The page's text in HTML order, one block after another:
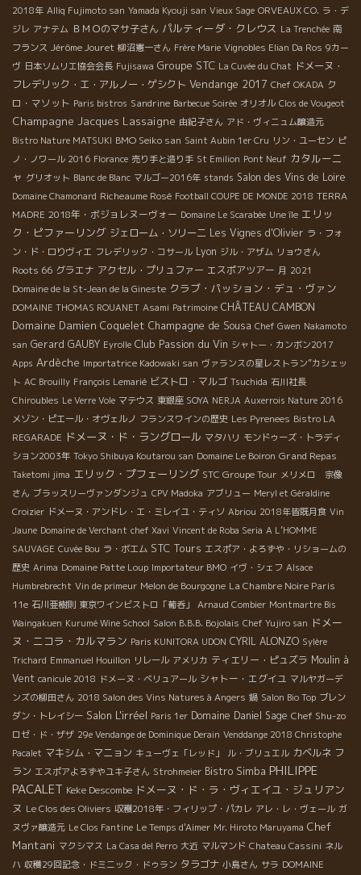
2018年 Alliq Fujimoto san Yamada Kyouji san Vieux Sage ORVEAUX CO. ラ・デ
ジレ アナテム ＢＭＯのマサ子さん パルティーダ・クレウス La Trenchée 南
フランス Jérôme Jouret 柳沼憲一さん Frère Marie Vignobles Elian Da Ros 9カー
ヴ 日本ソムリエ協会会長 Fujisawa Groupe STC La Cuvée du Chat ドメーヌ・
フレデリック・エ・アルノー・ゲシクト Vendange 2017 Chef OKADA ク
ロ・マソット Paris bistros Sandrine Barbecue Soirée オリオル Clos de Vougeot
Champagne Jacques Lassaigne 由紀子さん アド・ヴィニュム醸造元
Bistro Nature MATSUKI BMO Seiko san Saint Aubin 1er Cru リン・ユーセン ピ
ノ・ノワール 2016 Florance 売り手と造り手 St Emilion Pont Neuf カタルーニ
ャ グリオット Blanc de Blanc マルゴー2016年 stands Salon des Vins de Loire
Domaine Chamonard Richeaume Rosé Football COUPE DE MONDE 2018 TERRA
MADRE 2018年・ボジョレヌーヴォー Domaine Le Scarabée Une île エリッ
ク・ピファーリング ジェローム・ソリーニ Les Vignes d'Olivier ラ・フォ
ン・ド・ロりヴィエ フレデリック・コサール Lyon ジル・アザム リョウさん
Roots 66 グラエナ アクセル・プリュファー エスポアツアー 月 2021
Domaine de la St-Jean de la Gineste クラブ・パッション・デュ・ヴァン
DOMAINE THOMAS ROUANET Asami Patrimoine CHÂTEAU CAMBON
Domaine Damien Coquelet Champagne de Sousa Chef Gwen Nakamoto
san Gerard GAUBY Eyrolle Club Passion du Vin シャトー・カンボン2017
Apps Ardèche Importatrice Kadowaki san ヴァランスの星レストラン”カシェッ
ト AC Brouilly François Lemarié ビストロ・マルゴ Tsuchida 石川社長
Chiroubles Le Verre Vole マテウス 東銀座 SOYA NERJA Auxerrois Nature 2016
メゾン・ピエール・オヴェルノ フランスワインの歴史 Les Pyrenees Bistro LA
REGARADE ドメーヌ・ド・ラングロール マタハリ モンドゥーズ・トラディ
ション2003年 Tokyo Shibuya Koutarou san Domaine Le Boiron Grand Repas
Taketomi jima エリック・プフェーリング STC Groupe Tour メリメロ 宗像
さん ブラッスリーヴァンダンジュ CPV Madoka アブリュー Meryl et Géraldine
Croizier ドメーヌ・アンドレ・エ・ミレイユ・ティソ Abriou 2018年皆既月食 Vin
Jaune Domaine de Verchant chef Xavi Vincent de Roba Seria A L’HOMME
SAUVAGE Cuvée Bou ラ・ボエム STC Tours エスポア・よろずや・リショームの
歴史 Arima Domaine Patte Loup Importateur BMO イヴ・シェフ Alsace
Humbrebrecht Vin de primeur Melon de Bourgogne La Chambre Noire Paris
11e 石川亜樹則 東京ワインビストロ「葡呑」 Arnaud Combier Montmartre Bis
Waingakuen Kurumé Wine School Salon B.B.B. Bojolais Chef Yujiro san ドメー
ヌ・ニコラ・カルマラン Paris KUNITORA UDON CYRIL ALONZO Sylère
Trichard Emmanuel Houillon リレール アメリカ ティエリー・ピュズラ Moulin à
Vent canicule 2018 ドメーヌ・ベリュアール シャトー・エグイユ マルヤガーデ
ンズの柳田さん 2018 Salon des Vins Natures à Angers 鍋 Salon Bio Top ブレン
ダン・トレイシー Salon L'irréel Paris 1er Domaine Daniel Sage Chef Shu-zo
ロゼ・ド・ザザ 29e Vendange de Dominique Derain Venddange 2018 Christophe
Pacalet マキシム・マニョン キューヴェ「レッド」 ル・ブリュエル カベルネ フ
ラン エスポアよろずやユキ子さん Strohmeier Bistro Simba PHILIPPE
PACALET Keke Descombe ドメーヌ・ド・ラ・ヴィエイユ・ジュリアン
ヌ Le Clos des Oliviers 収穫2018年・フィリップ・パカレ アレ・レ・ヴェール ガ
ヌヴァ醸造元 Le Clos Fantine Le Temps d'Aimer Mr. Hiroto Maruyama Chef
Mantani マクシマス La Casa del Perro 大近 マルマンド Chateau Cassini ネル
ハ 収穫29回記念・ドミニック・ドゥラン タラゴナ 小島さん サラ DOMAINE